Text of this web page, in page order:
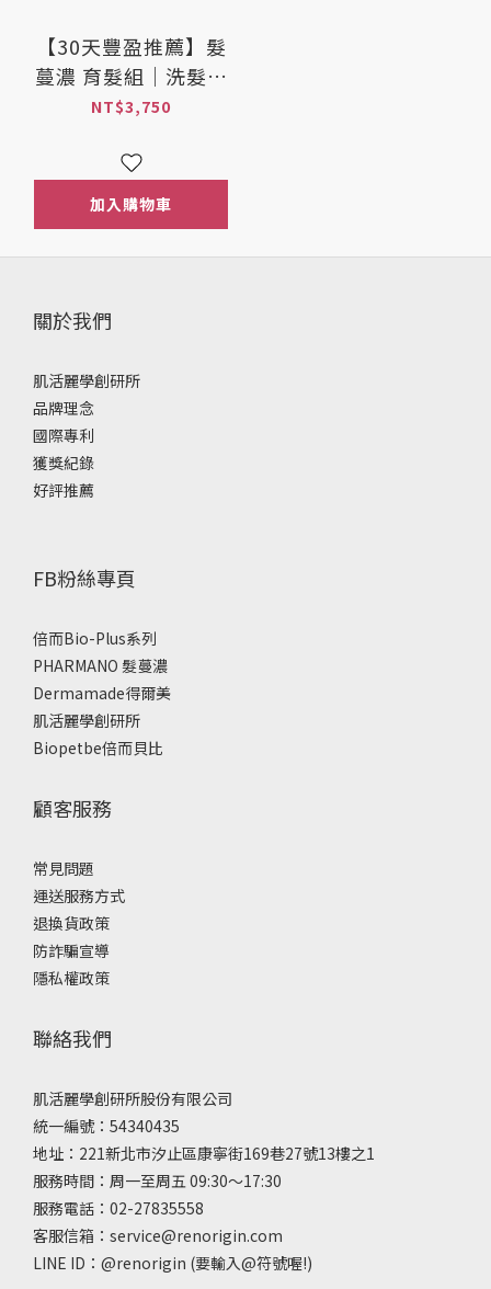
【30天豐盈推薦】髮
蔓濃 育髮組｜洗髮精
300ml+氧髮活齡素養
NT$3,750
加入購物車
關於我們
肌活麗學創研所
品牌理念
國際專利
獲獎紀錄
好評推薦
FB粉絲專頁
倍而Bio-Plus系列
PHARMANO 髮蔓濃
Dermamade得爾美
肌活麗學創研所
Biopetbe倍而貝比
顧客服務
常見問題
運送服務方式
退換貨政策
防詐騙宣導
隱私權政策
聯絡我們
肌活麗學創研所股份有限公司
統一編號：54340435
地址：221新北市汐止區康寧街169巷27號13樓之1
服務時間：周一至周五 09:30～17:30
服務電話：02-27835558
客服信箱：service@renorigin.com
LINE ID： @renorigin (要輸入@符號喔!)